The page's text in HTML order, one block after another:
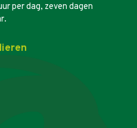
per dag, zeven dagen